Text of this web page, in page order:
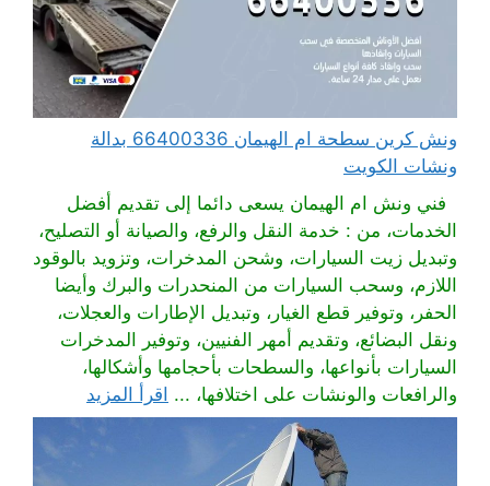
ونش كرين سطحة ام الهيمان 66400336 بدالة
ونشات الكويت
فني ونش ام الهيمان يسعى دائما إلى تقديم أفضل
الخدمات، من : خدمة النقل والرفع، والصيانة أو التصليح،
وتبديل زيت السيارات، وشحن المدخرات، وتزويد بالوقود
اللازم، وسحب السيارات من المنحدرات والبرك وأيضا
الحفر، وتوفير قطع الغيار، وتبديل الإطارات والعجلات،
ونقل البضائع، وتقديم أمهر الفنيين، وتوفير المدخرات
السيارات بأنواعها، والسطحات بأحجامها وأشكالها،
والرافعات والونشات على اختلافها، ... اقرأ المزيد